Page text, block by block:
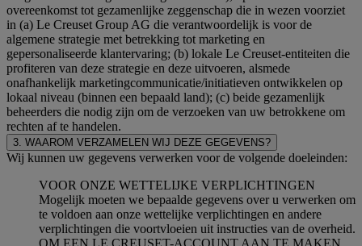
overeenkomst tot gezamenlijke zeggenschap die in wezen voorziet
in (a) Le Creuset Group AG die verantwoordelijk is voor de
algemene strategie met betrekking tot marketing en
gepersonaliseerde klantervaring; (b) lokale Le Creuset-entiteiten die
profiteren van deze strategie en deze uitvoeren, alsmede
onafhankelijk marketingcommunicatie/initiatieven ontwikkelen op
lokaal niveau (binnen een bepaald land); (c) beide gezamenlijk
beheerders die nodig zijn om de verzoeken van uw betrokkene om
rechten af te handelen.
3. WAAROM VERZAMELEN WIJ DEZE GEGEVENS?
Wij kunnen uw gegevens verwerken voor de volgende doeleinden:
VOOR ONZE WETTELIJKE VERPLICHTINGEN
Mogelijk moeten we bepaalde gegevens over u verwerken om
te voldoen aan onze wettelijke verplichtingen en andere
verplichtingen die voortvloeien uit instructies van de overheid.
OM EEN LE CREUSET-ACCOUNT AAN TE MAKEN